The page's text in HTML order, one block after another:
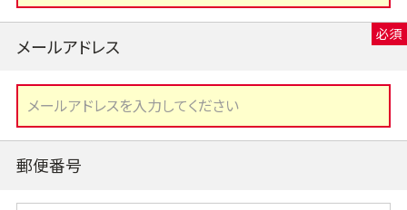
メールアドレス
郵便番号